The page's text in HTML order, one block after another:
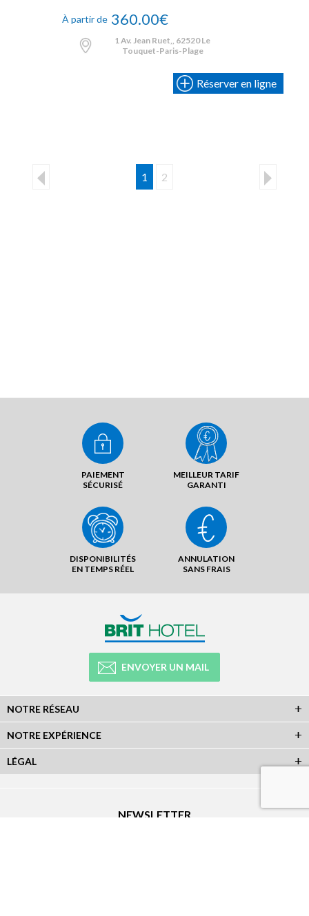
À partir de 360.00€
1 Av. Jean Ruet,, 62520 Le
Touquet-Paris-Plage
Réserver en ligne
1 2
PAIEMENT
SÉCURISÉ
MEILLEUR TARIF
GARANTI
DISPONIBILITÉS
EN TEMPS RÉEL
ANNULATION
SANS FRAIS
ENVOYER UN MAIL
NOTRE RÉSEAU
NOTRE EXPÉRIENCE
LÉGAL
NEWSLETTER